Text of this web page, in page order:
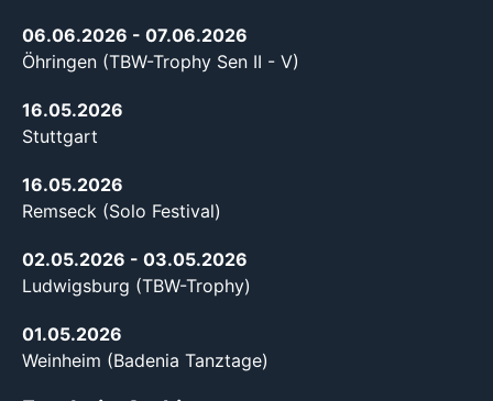
06.06.2026 - 07.06.2026
Öhringen (TBW-Trophy Sen II - V)
16.05.2026
Stuttgart
16.05.2026
Remseck (Solo Festival)
02.05.2026 - 03.05.2026
Ludwigsburg (TBW-Trophy)
01.05.2026
Weinheim (Badenia Tanztage)